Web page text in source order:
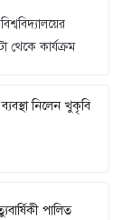
থেকে কার্যক্রম
নিলেন খুকৃবি
পালিত